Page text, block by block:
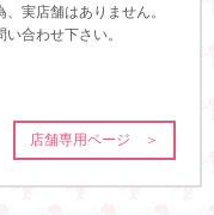
実店舗はありません。
合わせ下さい。
店舗専用ページ ＞